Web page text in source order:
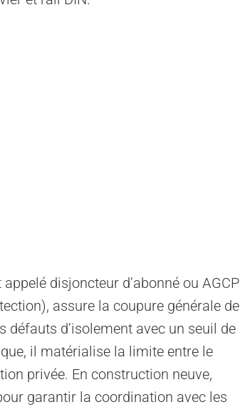
disjoncteur d’abonné ou AGCP
assure la coupure générale de
défauts d’isolement avec un seuil de
il matérialise la limite entre le
privée. En construction neuve,
garantir la coordination avec les